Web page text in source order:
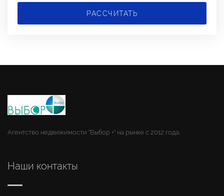
РАССЧИТАТЬ
Агентство недвижимости "Выбор +" на рынке с 2012 года.
Наши контакты